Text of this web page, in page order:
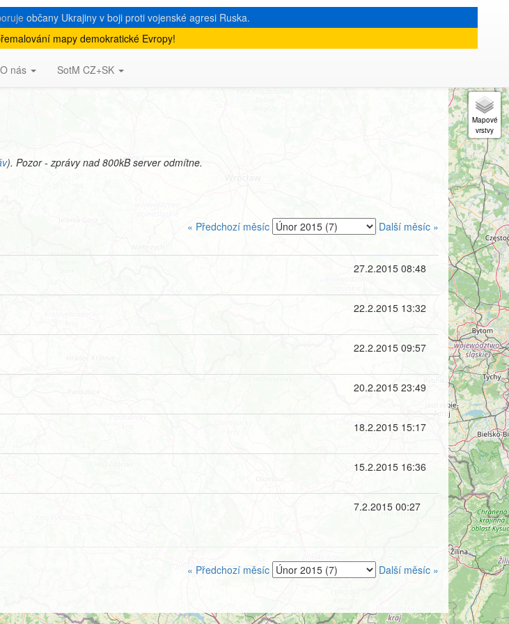
občany Ukrajiny v boji proti vojenské agresi Ruska.
mapy demokratické Evropy!
O nás SotM CZ+SK
). Pozor - zprávy nad 800kB server odmítne.
« Předchozí měsíc
Další měsíc »
27.2.2015 08:48
22.2.2015 13:32
22.2.2015 09:57
20.2.2015 23:49
18.2.2015 15:17
15.2.2015 16:36
7.2.2015 00:27
« Předchozí měsíc Další měsíc »